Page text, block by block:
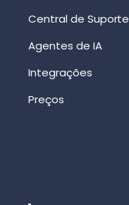
Central de Suporte
Agentes de IA
Integrações
Preços